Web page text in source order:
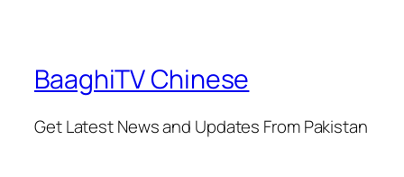
BaaghiTV Chinese
Get Latest News and Updates From Pakistan